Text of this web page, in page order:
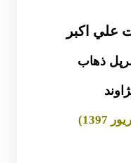
علي اکبر
ذهاب